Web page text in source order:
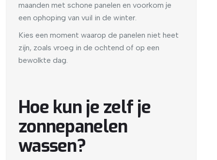
maanden met schone panelen en voorkom je
een ophoping van vuil in de winter.
Kies een moment waarop de panelen niet heet
zijn, zoals vroeg in de ochtend of op een
bewolkte dag.
Hoe kun je zelf je
zonnepanelen
wassen?